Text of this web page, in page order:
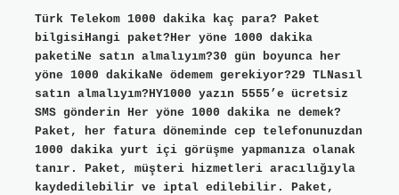
Türk Telekom 1000 dakika kaç para? Paket
bilgisiHangi paket?Her yöne 1000 dakika
paketiNe satın almalıyım?30 gün boyunca her
yöne 1000 dakikaNe ödemem gerekiyor?29 TLNasıl
satın almalıyım?HY1000 yazın 5555’e ücretsiz
SMS gönderin Her yöne 1000 dakika ne demek?
Paket, her fatura döneminde cep telefonunuzdan
1000 dakika yurt içi görüşme yapmanıza olanak
tanır. Paket, müşteri hizmetleri aracılığıyla
kaydedilebilir ve iptal edilebilir. Paket,